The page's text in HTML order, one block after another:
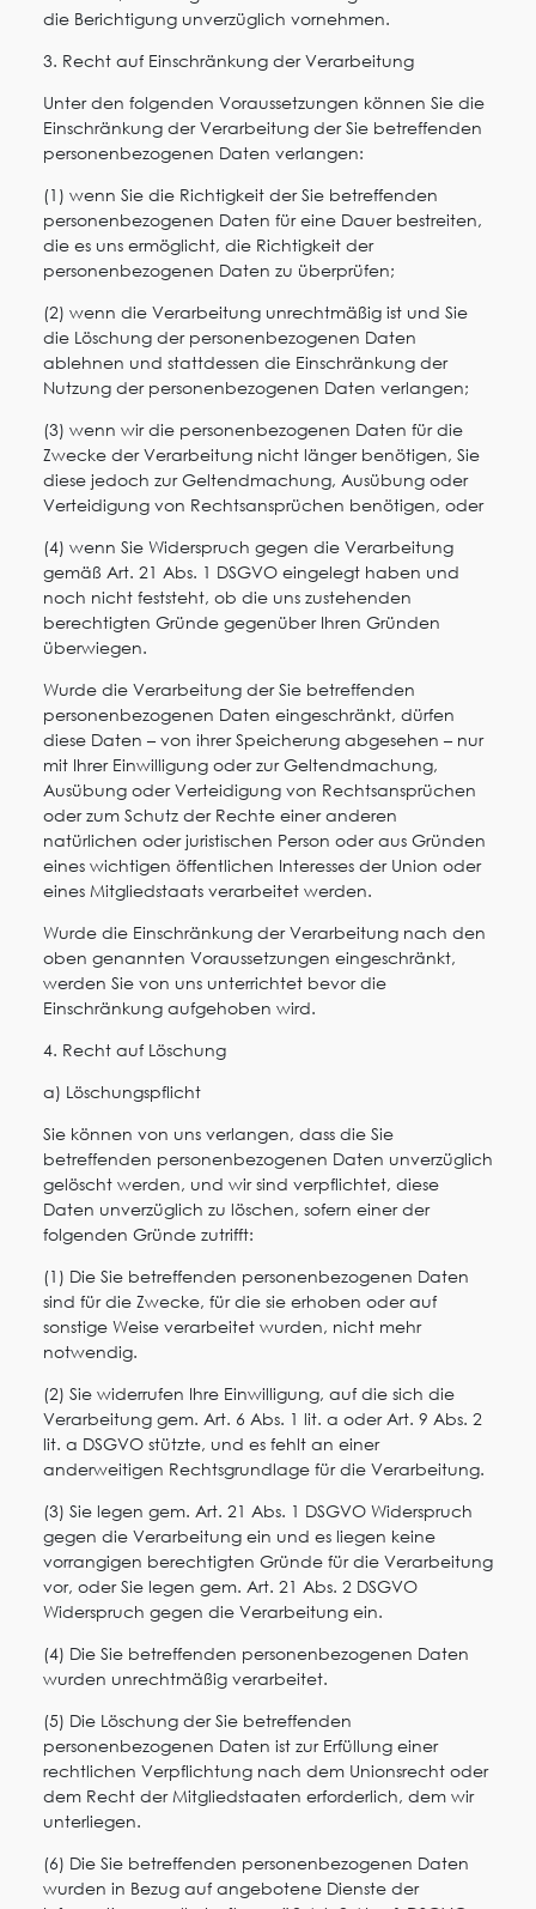
die Berichtigung unverzüglich vornehmen.
3. Recht auf Einschränkung der Verarbeitung
Unter den folgenden Voraussetzungen können Sie die
Einschränkung der Verarbeitung der Sie betreffenden
personenbezogenen Daten verlangen:
(1) wenn Sie die Richtigkeit der Sie betreffenden
personenbezogenen Daten für eine Dauer bestreiten,
die es uns ermöglicht, die Richtigkeit der
personenbezogenen Daten zu überprüfen;
(2) wenn die Verarbeitung unrechtmäßig ist und Sie
die Löschung der personenbezogenen Daten
ablehnen und stattdessen die Einschränkung der
Nutzung der personenbezogenen Daten verlangen;
(3) wenn wir die personenbezogenen Daten für die
Zwecke der Verarbeitung nicht länger benötigen, Sie
diese jedoch zur Geltendmachung, Ausübung oder
Verteidigung von Rechtsansprüchen benötigen, oder
(4) wenn Sie Widerspruch gegen die Verarbeitung
gemäß Art. 21 Abs. 1 DSGVO eingelegt haben und
noch nicht feststeht, ob die uns zustehenden
berechtigten Gründe gegenüber Ihren Gründen
überwiegen.
Wurde die Verarbeitung der Sie betreffenden
personenbezogenen Daten eingeschränkt, dürfen
diese Daten – von ihrer Speicherung abgesehen – nur
mit Ihrer Einwilligung oder zur Geltendmachung,
Ausübung oder Verteidigung von Rechtsansprüchen
oder zum Schutz der Rechte einer anderen
natürlichen oder juristischen Person oder aus Gründen
eines wichtigen öffentlichen Interesses der Union oder
eines Mitgliedstaats verarbeitet werden.
Wurde die Einschränkung der Verarbeitung nach den
oben genannten Voraussetzungen eingeschränkt,
werden Sie von uns unterrichtet bevor die
Einschränkung aufgehoben wird.
4. Recht auf Löschung
a) Löschungspflicht
Sie können von uns verlangen, dass die Sie
betreffenden personenbezogenen Daten unverzüglich
gelöscht werden, und wir sind verpflichtet, diese
Daten unverzüglich zu löschen, sofern einer der
folgenden Gründe zutrifft:
(1) Die Sie betreffenden personenbezogenen Daten
sind für die Zwecke, für die sie erhoben oder auf
sonstige Weise verarbeitet wurden, nicht mehr
notwendig.
(2) Sie widerrufen Ihre Einwilligung, auf die sich die
Verarbeitung gem. Art. 6 Abs. 1 lit. a oder Art. 9 Abs. 2
lit. a DSGVO stützte, und es fehlt an einer
anderweitigen Rechtsgrundlage für die Verarbeitung.
(3) Sie legen gem. Art. 21 Abs. 1 DSGVO Widerspruch
gegen die Verarbeitung ein und es liegen keine
vorrangigen berechtigten Gründe für die Verarbeitung
vor, oder Sie legen gem. Art. 21 Abs. 2 DSGVO
Widerspruch gegen die Verarbeitung ein.
(4) Die Sie betreffenden personenbezogenen Daten
wurden unrechtmäßig verarbeitet.
(5) Die Löschung der Sie betreffenden
personenbezogenen Daten ist zur Erfüllung einer
rechtlichen Verpflichtung nach dem Unionsrecht oder
dem Recht der Mitgliedstaaten erforderlich, dem wir
unterliegen.
(6) Die Sie betreffenden personenbezogenen Daten
wurden in Bezug auf angebotene Dienste der